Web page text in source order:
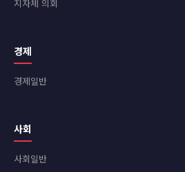
지자체 의회
경제
경제일반
사회
사회일반